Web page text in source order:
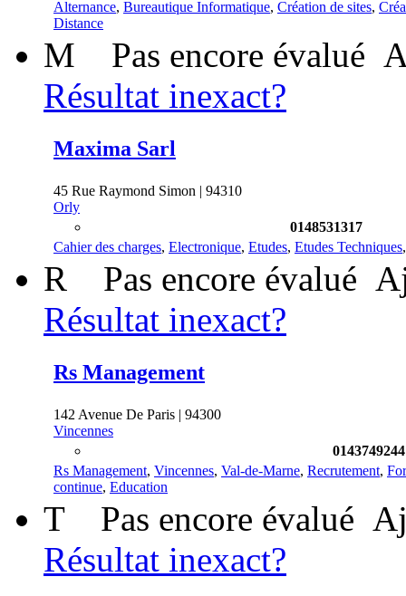
Alternance, Bureautique Informatique, Création de sites,
Distance
M Pas encore évalué
Résultat inexact?
Maxima Sarl
45 Rue Raymond Simon | 94310
Orly
0148531317
Cahier des charges, Electronique, Etudes, Etudes Techniques
R Pas encore évalué
Résultat inexact?
Rs Management
142 Avenue De Paris | 94300
Vincennes
0143749244
Rs Management, Vincennes, Val-de-Marne, Recrutement,
continue, Education
T Pas encore évalué
Résultat inexact?